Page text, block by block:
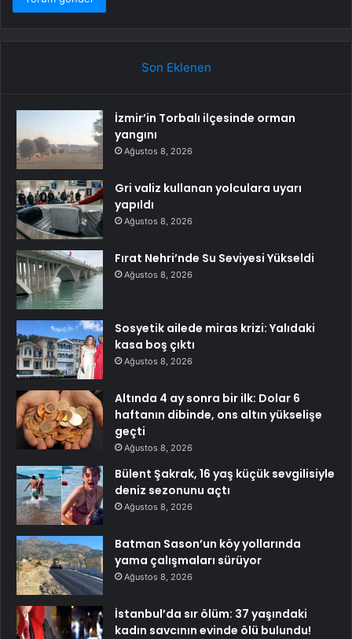
Son Eklenen
İzmir’in Torbalı ilçesinde orman
yangını
Ağustos 8, 2026
Gri valiz kullanan yolculara uyarı
yapıldı
Ağustos 8, 2026
Fırat Nehri’nde Su Seviyesi Yükseldi
Ağustos 8, 2026
Sosyetik ailede miras krizi: Yalıdaki
kasa boş çıktı
Ağustos 8, 2026
Altında 4 ay sonra bir ilk: Dolar 6
haftanın dibinde, ons altın yükselişe
geçti
Ağustos 8, 2026
Bülent Şakrak, 16 yaş küçük sevgilisiyle
deniz sezonunu açtı
Ağustos 8, 2026
Batman Sason’un köy yollarında
yama çalışmaları sürüyor
Ağustos 8, 2026
İstanbul’da sır ölüm: 37 yaşındaki
kadın savcının evinde ölü bulundu!